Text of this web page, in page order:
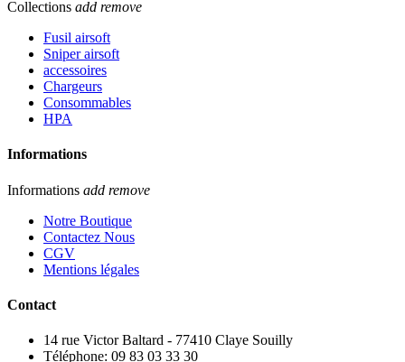
Collections add remove
Fusil airsoft
Sniper airsoft
accessoires
Chargeurs
Consommables
HPA
Informations
Informations add remove
Notre Boutique
Contactez Nous
CGV
Mentions légales
Contact
14 rue Victor Baltard - 77410 Claye Souilly
Téléphone: 09 83 03 33 30